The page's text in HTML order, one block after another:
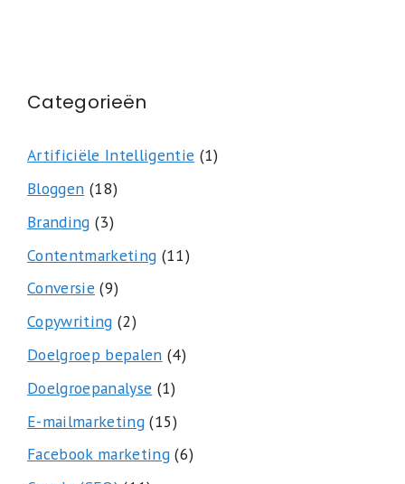
Categorieën
Artificiële Intelligentie (1)
Bloggen (18)
Branding (3)
Contentmarketing (11)
Conversie (9)
Copywriting (2)
Doelgroep bepalen (4)
Doelgroepanalyse (1)
E-mailmarketing(15)
Facebook marketing(6)